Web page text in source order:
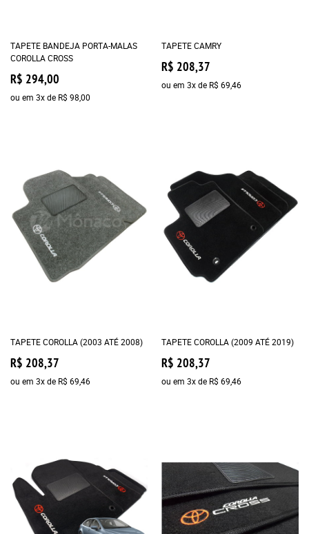
TAPETE BANDEJA PORTA-MALAS
COROLLA CROSS
R$ 294,00
ou em 3xde R$ 98,00
TAPETE CAMRY
R$ 208,37
ou em 3xde R$ 69,46
TAPETE COROLLA (2003 ATÉ 2008)
R$ 208,37
ou em 3xde R$ 69,46
TAPETE COROLLA (2009 ATÉ 2019)
R$ 208,37
ou em 3xde R$ 69,46